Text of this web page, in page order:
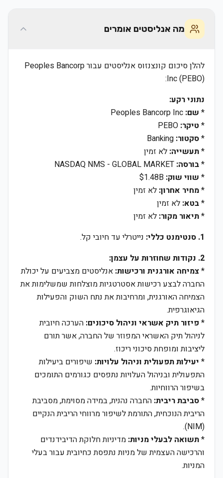
מה אנליסטים אומרים
להלן סיכום קונצנזוס אנליסטים עבור Peoples Bancorp
Inc (PEBO):
נתוני רקע:
* שם:
* טיקר:
*סקטור:
*תעשייה: לא זמין
*בורסה:
* שווי שוק:
*מחיר אחרון: לא זמין
*בטא: לא זמין
*תיאור מקור: לא זמין
1. סנטימנט כללי:
נייטרלי עד חיובי קל.
2. נקודות שחוזרות על עצמן:
*צמיחה אורגנית ורכישות: אנליסטים מצביעים על יכולת
החברה לבצע רכישות אסטרטגיות מוצלחות שמשלימות את
הצמיחה האורגנית, ומרחיבות את נתח השוק והפעילות
הגיאוגרפית.
* פיזור תיק אשראי וניהול סיכונים: הערכה חיובית
לניהול תיק האשראי המפוזר של החברה, אשר תורם
ליציבות ומופחת סיכוני ריכוז.
* יעילות תפעולית וניהול עלויות: שיפורים ביעילות
התפעולית ובניהול העלויות נתפסים כגורמים התומכים
בשיפור הרווחיות.
*סביבת ריבית: החברה נהנית, במידה מסוימת, מסביבת
הריבית הנוכחית, התורמת לשיפור מרווחי הריבית הנקיים
(NIM).
*תשואה לבעלי מניות: מדיניות חלוקת הדיבידנדים
והרכישה העצמית של מניות נתפסת כחיובית עבור בעלי
המניות.